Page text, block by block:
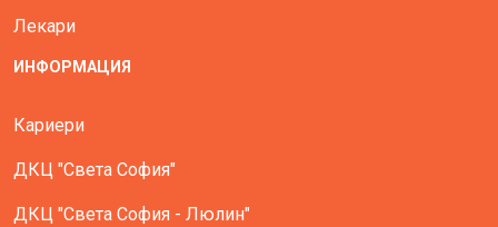
Лекари
ИНФОРМАЦИЯ
Кариери
ДКЦ "Света София"
ДКЦ "Света София - Люлин"